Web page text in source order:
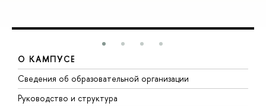
О КАМПУСЕ
Сведения об образовательной организации
Руководство и структура